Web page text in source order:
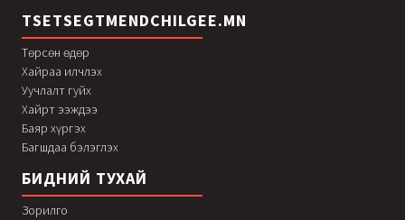
TSETSEGTMENDCHILGEE.MN
Төрсөн өдөр
Хайраа илчлэх
Уучлалт гуйх
Хайрт ээждээ
Баяр хүргэх
Багшдаа бэлэглэх
БИДНИЙ ТУХАЙ
Зорилго